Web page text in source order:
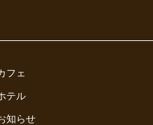
フェ
テル
知らせ